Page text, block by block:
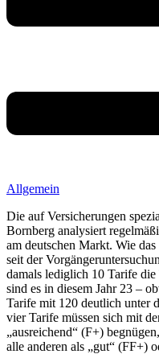
Allgemein
Die auf Versicherungen
Bornberg analysiert
am deutschen Markt. Wie
seit der
damals lediglich 10 Tarife
sind es in diesem Jahr 23 –
Tarife mit 120 deutlich unter
vier Tarife müssen sich mit
„ausreichend“ (F+)
alle anderen als „gut“ (FF+)